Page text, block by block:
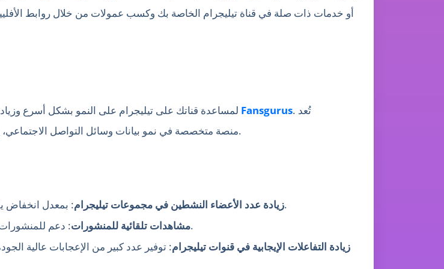
أو خدمات ذات صلة في قناة تيليجرام الخاصة بك وكسب عمولات من خلال روابط
Fansgurus. تُعد
Fansgurus منصة متخصصة في نمو بيانات وسائل التواصل الاجتماعي، وتتميز بأداء لافت في مجال تيليجرام على وجه الخصوص.
زيادة عدد الأعضاء النشطين في مجموعات تيليجرام: بمعدل انخفاض يقارب 0%، مما يضمن بقاء الأعضاء نشطين على المدى الطويل.
مشاهدات تلقائية للمنشورات: دعم للمنشورات الحالية والمستقبلية، مما يزيد من الاهتمام بقناتك أو مجموعتك.
زيادة التفاعلات الإيجابية في قنوات تيليجرام: توفير عدد كبير من الإعجابات عالية